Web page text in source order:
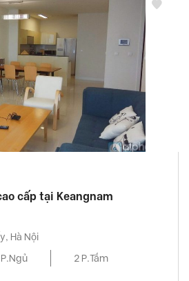
cấp tại Keangnam
Hà Nội
2 P.Tắm